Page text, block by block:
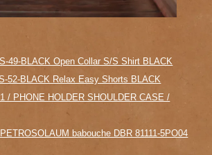
49-BLACK Open Collar S/S Shirt BLACK
52-BLACK Relax Easy Shorts BLACK
/ PHONE HOLDER SHOULDER CASE /
babouche DBR 81111-5PO04